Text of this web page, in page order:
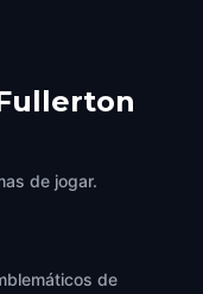
de jogar.
de